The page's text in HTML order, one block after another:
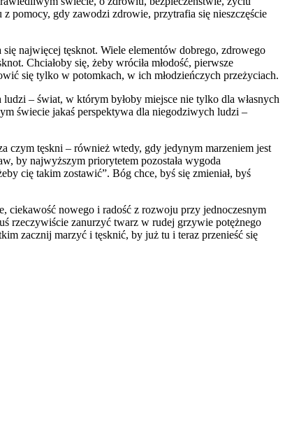
pomocy, gdy zawodzi zdrowie, przytrafia się nieszczęście
najwięcej tęsknot. Wiele elementów dobrego, zdrowego
Chciałoby się, żeby wróciła młodość, pierwsze
się tylko w potomkach, w ich młodzieńczych przeżyciach.
– świat, w którym byłoby miejsce nie tylko dla własnych
świecie jakaś perspektywa dla niegodziwych ludzi –
czym tęskni – również wtedy, gdy jedynym marzeniem jest
by najwyższym priorytetem pozostała wygoda
cię takim zostawić”. Bóg chce, byś się zmieniał, byś
ciekawość nowego i radość z rozwoju przy jednoczesnym
rzeczywiście zanurzyć twarz w rudej grzywie potężnego
zacznij marzyć i tęsknić, by już tu i teraz przenieść się